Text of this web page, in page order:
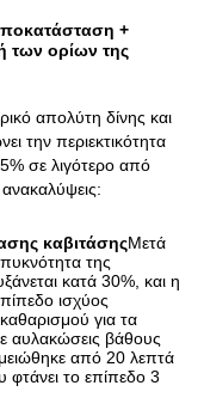
+
των ορίων της
απολύτη δίνης και
την περιεκτικότητα
σε λιγότερο από
καβιτάσηςΜετά
της
κατά 30%, και η
ισχύος
για τα
αυλακώσεις βάθους
από 20 λεπτά
το επίπεδο 3